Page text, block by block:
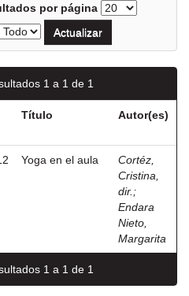
por página
1 a 1 de 1
Título Autor(es)
Yoga en el aula
Cortéz,
Cristina,
dir. ;
Endara
Nieto,
Margarita
1 a 1 de 1